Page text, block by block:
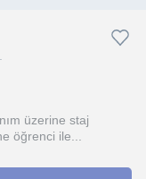
üzerine staj
öğrenci ile...